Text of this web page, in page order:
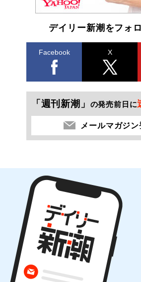
デイリー新潮をフォ
Facebook X
「週刊新潮」 の発売前日に
メールマガジン